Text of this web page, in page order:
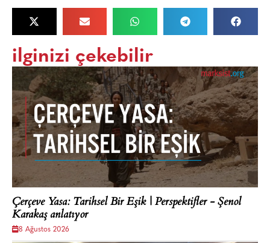
ilginizi çekebilir
Çerçeve Yasa: Tarihsel Bir Eşik | Perspektifler - Şenol
Karakaş anlatıyor
8 Ağustos 2026